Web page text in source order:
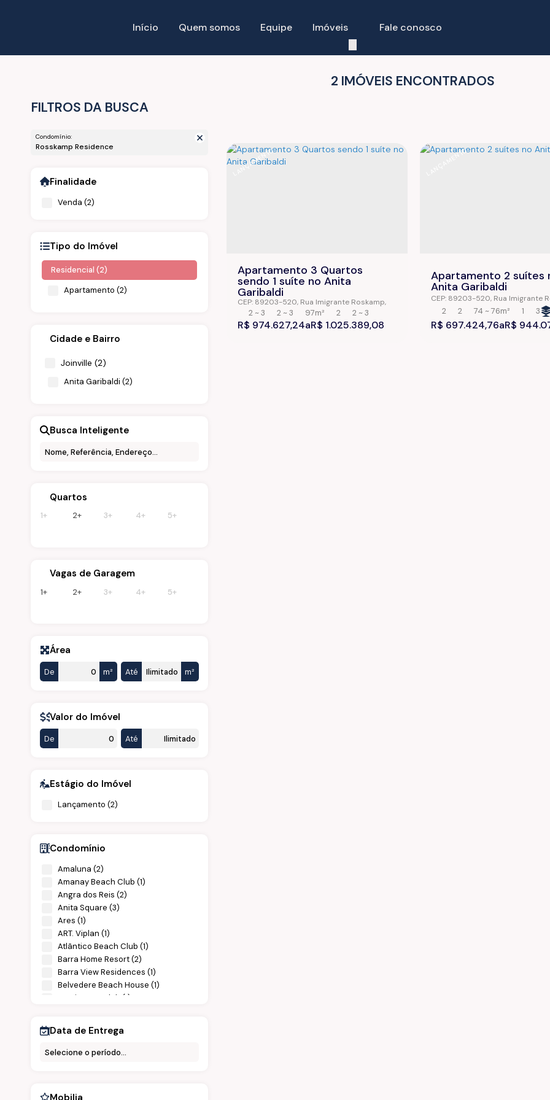
Fale conosco
Imóveis
Equipe
Quem somos
Início
2 IMÓVEIS ENCONTRADOS
FILTROS DA BUSCA
Condomínio:
Rosskamp Residence
Finalidade
Venda (2)
Tipo do Imóvel
Residencial (2)
Apartamento (2)
Cidade e Bairro
Joinville (2)
Anita Garibaldi (2)
Busca Inteligente
Quartos
1+ 2+ 3+ 4+ 5+
Vagas de Garagem
1+ 2+ 3+ 4+ 5+
Área
De m² Até m²
Valor do Imóvel
De Até
Estágio do Imóvel
Lançamento (2)
Condomínio
Amaluna (2)
Amanay Beach Club (1)
Angra dos Reis (2)
Anita Square (3)
Ares (1)
ART. Viplan (1)
Atlântico Beach Club (1)
Barra Home Resort (2)
Barra View Residences (1)
Belvedere Beach House (1)
Bersi Home Club (1)
Casa no Floresta (1)
Casa no Glória (1)
Data de Entrega
Mobilia
LANÇAMENTO
Apartamento 3 Quartos
sendo 1 suíte no Anita
Garibaldi
R$ 974.627,24 R$ 1.025.389,08
CEP: 89203-520, Rua Imigrante Roskamp,
Anita Garibaldi
Joinville Santa Catarina
Brasil
2 ~ 3 2 ~ 3
97m²
2 ~ 3
2
843m²
LANÇAMENTO
Apartamento 2 suítes
Anita Garibaldi
R$ 697.424,76 R$
CEP: 89203-520, Rua Imigrante
Anita Garibaldi
Joinville ,Santa
Brasil
2 3
74 ~ 76m²
2 1